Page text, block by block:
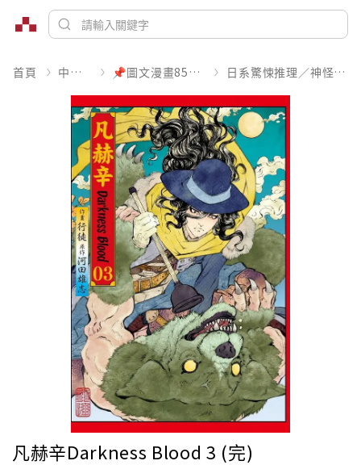
首頁 中文書 📌圖文漫畫85折起 日系驚悚推理／神怪靈異
凡赫辛Darkness Blood 3 (完)